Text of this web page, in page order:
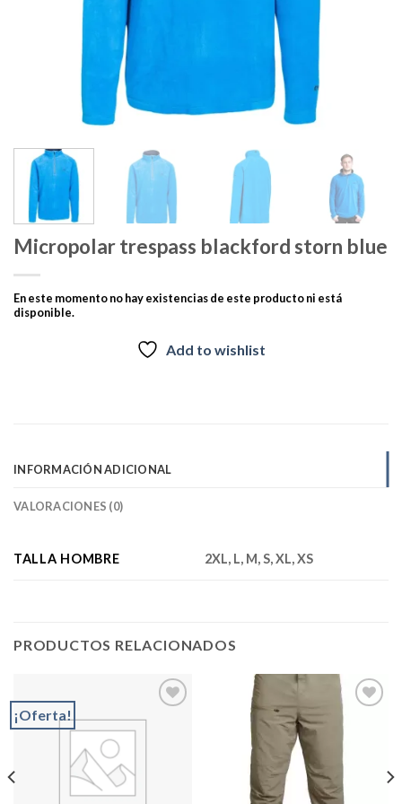
Micropolar trespass blackford storn blue
En este momento no hay existencias de este producto ni está
disponible.
Add to wishlist
INFORMACIÓN ADICIONAL
VALORACIONES (0)
TALLA HOMBRE 2XL, L, M, S, XL, XS
PRODUCTOS RELACIONADOS
¡Oferta!
wishlist